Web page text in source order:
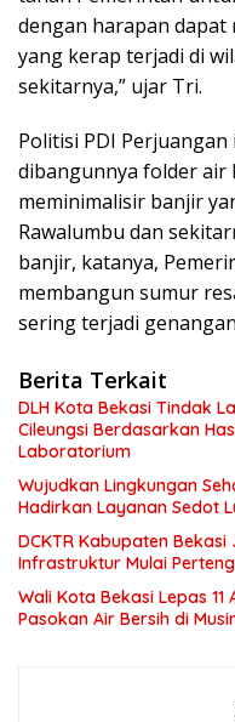
dengan harapan
yang kerap terjadi di
sekitarnya,” ujar Tri.
Politisi PDI
dibangunnya folder air
meminimalisir banjir
Rawalumbu dan
banjir, katanya,
membangun sumur
sering terjadi
Berita Terkait
DLH Kota Bekasi Tindak
Cileungsi Berdasarkan
Laboratorium
Wujudkan Lingkungan
Hadirkan Layanan Sedot
DCKTR Kabupaten
Infrastruktur Mulai
Wali Kota Bekasi Lepas
Pasokan Air Bersih di